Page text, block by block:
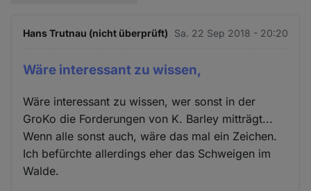
Hans Trutnau (nicht überprüft) Sa. 22 Sep 2018 - 20:20
Wäre interessant zu wissen,
Wäre interessant zu wissen, wer sonst in der
GroKo die Forderungen von K. Barley mitträgt...
Wenn alle sonst auch, wäre das mal ein Zeichen.
Ich befürchte allerdings eher das Schweigen im
Walde.